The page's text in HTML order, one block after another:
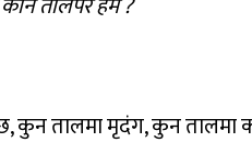
कुन तालमा मृदंग, कुन तालमा